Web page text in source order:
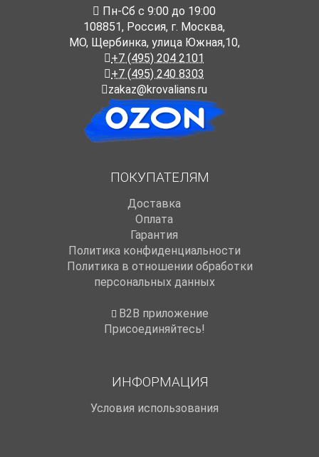
Пн-Cб с 9:00 до 19:00
108851, Россия, г. Москва,
МО, Щербинка, улица Южная,10,
+7 (495) 204 2101
+7 (495) 240 8303
zakaz@krovalians.ru
ПОКУПАТЕЛЯМ
Доставка
Оплата
Гарантия
Политика конфиденциальности
Политика в отношении обработки
персональных данных
B2B приложение
Присоединяйтесь!
ИНФОРМАЦИЯ
Условия использования